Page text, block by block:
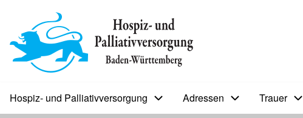
Inhalt
BIP
Sekundärmenü
Bip
Hospiz- und Palliativversorgung Adressen Trauer